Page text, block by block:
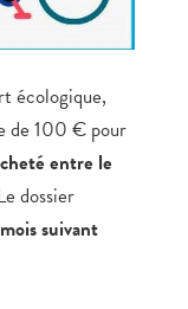
écologique,
de 100 € pour
entre le
dossier
suivant